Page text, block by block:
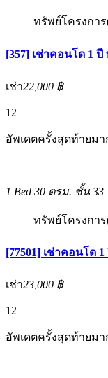
ทรัพย์โครงกา
[357] เช่าคอนโด 1 ปี
เช่า22,000 ฿
12
อัพเดตครั้งสุดท้ายมา
1 Bed 30 ตรม. ชั้น 33
ทรัพย์โครงกา
[77501] เช่าคอนโด 1
เช่า23,000 ฿
12
อัพเดตครั้งสุดท้ายมา